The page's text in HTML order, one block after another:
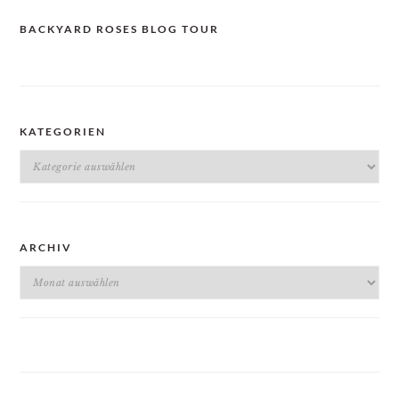
BACKYARD ROSES BLOG TOUR
KATEGORIEN
Kategorien
ARCHIV
Archiv